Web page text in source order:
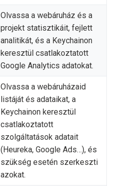
Olvassa a webáruház és a
projekt statisztikáit, fejlett
analitikát, és a Keychainon
keresztül csatlakoztatott
Google Analytics adatokat.
Olvassa a webáruházaid
listáját és adataikat, a
Keychainon keresztül
csatlakoztatott
szolgáltatások adatait
(Heureka, Google Ads…), és
szükség esetén szerkeszti
azokat.